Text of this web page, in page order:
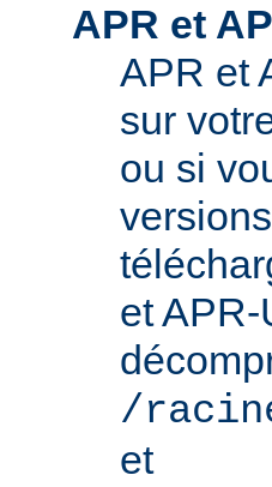
APR et
APR et
sur
ou si
et
/
et